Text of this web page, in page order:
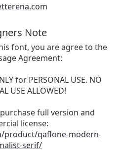
Note
font, you are agree to the
Agreement:
for PERSONAL USE. NO
USE ALLOWED!
full version and
license:
product/qaflone-modern-
serif/